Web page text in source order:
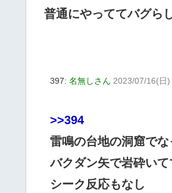
普通にやっててバグら
397: 名無しさん 2023/07/16(日
>>394
雷鳴の台地の洞窟で
バクダン矢で岩砕い
シーク反応もなし